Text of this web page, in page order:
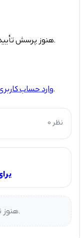
هنوز پرسش تأییدشده‌ای برای این محصول ثبت نشده است.
وارد حسابتا بتوانید پرسش یا پاسخ ثبت کنید.
0 نظر
هنوز نظری برای این محصول ثبت نشده است.